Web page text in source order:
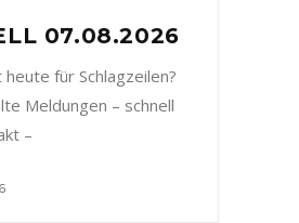
07.08.2026
für Schlagzeilen?
Meldungen – schnell
–